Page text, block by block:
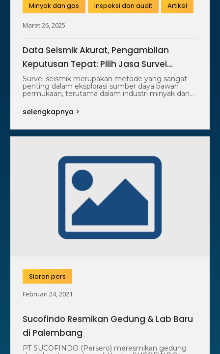
Minyak dan gas Inspeksi dan audit Artikel
Maret 26, 2025
Data Seismik Akurat, Pengambilan
Keputusan Tepat: Pilih Jasa Survei
Seismik PT SUCOFINDO
Survei seismik merupakan metode yang sangat
penting dalam eksplorasi sumber daya bawah
permukaan, terutama dalam industri minyak dan
selengkapnya >
Siaran pers
Februari 24, 2021
Sucofindo Resmikan Gedung & Lab Baru
di Palembang
PT SUCOFINDO (Persero) meresmikan gedung